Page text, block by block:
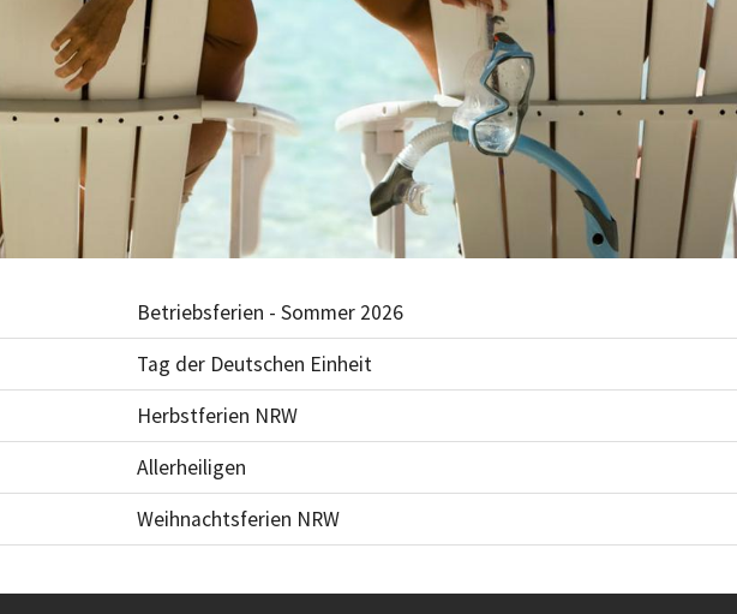
Betriebsferien - Sommer 2026
Tag der Deutschen Einheit
Herbstferien NRW
Allerheiligen
Weihnachtsferien NRW